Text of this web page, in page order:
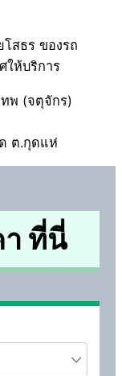
สธร ของรถ
ให้บริการ
ทพ (จตุจักร)
ต.กุดแห่
า ที่นี่